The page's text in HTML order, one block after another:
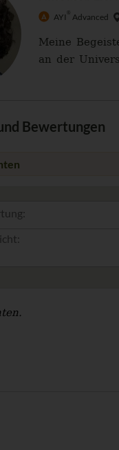
AYI Advanced
Meine
an der
Bewertungen